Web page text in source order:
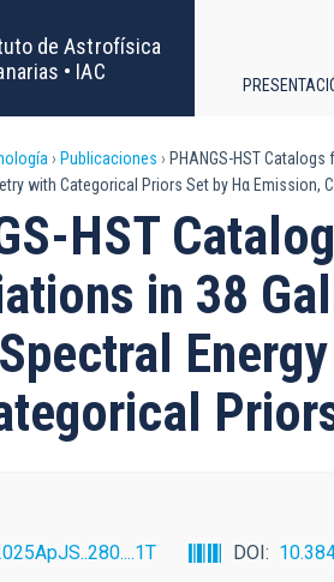
de Astrofísica
• IAC
Publicaciones
PHANGS-HST
with Categorical Priors Set by Hα Emission,
HST
in 38
DOI